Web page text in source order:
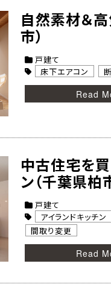
自然素材＆
市）
戸建て
床下エアコン
Read
中古住宅を
ン（千葉県柏
戸建て
アイランドキッチン
間取り変更
Read